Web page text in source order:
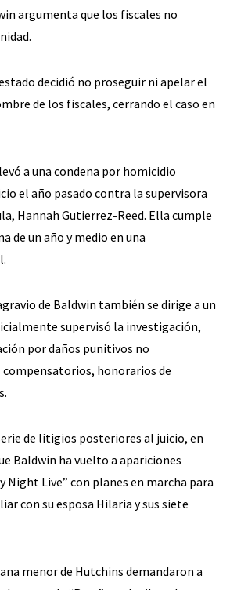
argumenta que los fiscales no
decidió no proseguir ni apelar el
de los fiscales, cerrando el caso en
a una condena por homicidio
el año pasado contra la supervisora
Hannah Gutierrez-Reed. Ella cumple
de un año y medio en una
de Baldwin también se dirige a un
supervisó la investigación,
por daños punitivos no
compensatorios, honorarios de
de litigios posteriores al juicio, en
Baldwin ha vuelto a apariciones
Night Live” con planes en marcha para
con su esposa Hilaria y sus siete
menor de Hutchins demandaron a